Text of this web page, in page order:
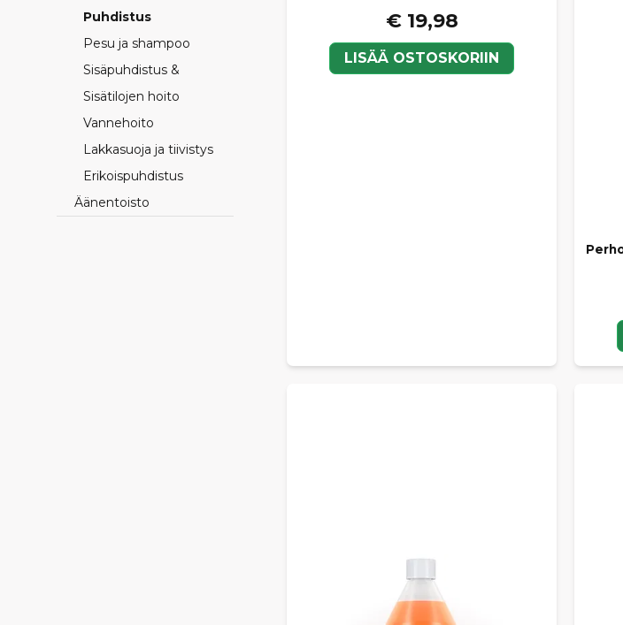
Puhdistus
Pesu ja shampoo
Sisäpuhdistus &
Sisätilojen hoito
Vannehoito
Lakkasuoja ja tiivistys
Erikoispuhdistus
Äänentoisto
€ 19,98
LISÄÄ OSTOSKORIIN